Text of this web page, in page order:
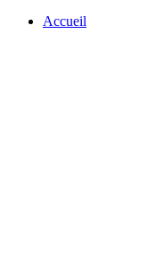
Accueil